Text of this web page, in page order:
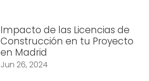
Impacto de las Licencias de
Construcción en tu Proyecto
en Madrid
Jun 26, 2024